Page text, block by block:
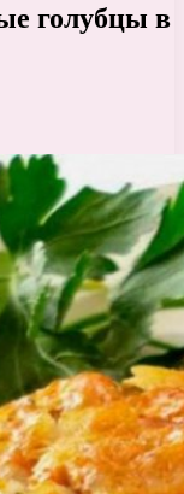
голубцы в